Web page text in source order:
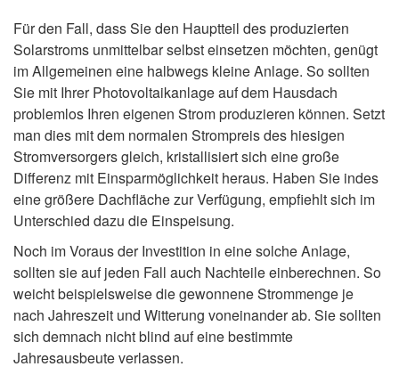
Für den Fall, dass Sie den Hauptteil des produzierten
Solarstroms unmittelbar selbst einsetzen möchten, genügt
im Allgemeinen eine halbwegs kleine Anlage. So sollten
Sie mit Ihrer Photovoltaikanlage auf dem Hausdach
problemlos Ihren eigenen Strom produzieren können. Setzt
man dies mit dem normalen Strompreis des hiesigen
Stromversorgers gleich, kristallisiert sich eine große
Differenz mit Einsparmöglichkeit heraus. Haben Sie indes
eine größere Dachfläche zur Verfügung, empfiehlt sich im
Unterschied dazu die Einspeisung.
Noch im Voraus der Investition in eine solche Anlage,
sollten sie auf jeden Fall auch Nachteile einberechnen. So
weicht beispielsweise die gewonnene Strommenge je
nach Jahreszeit und Witterung voneinander ab. Sie sollten
sich demnach nicht blind auf eine bestimmte
Jahresausbeute verlassen.